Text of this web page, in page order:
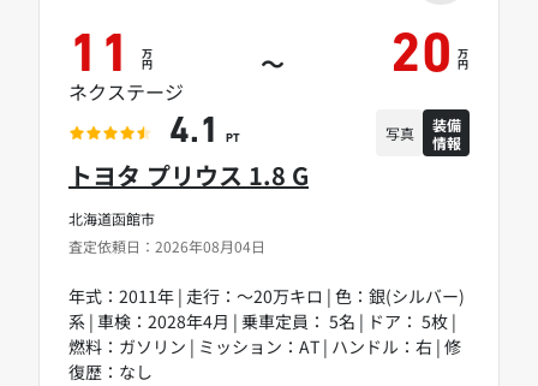
北海道函館市
査定依頼日：2026年08月04日
トヨタ プリウス 1.8 G
年式：2011年 | 走行：～20万キロ | 色：銀(シルバー)
系 | 車検：2028年4月 | 乗車定員： 5名 | ドア： 5枚 |
燃料：ガソリン | ミッション：AT | ハンドル：右 | 修
復歴：なし
11 万
円 ～ 20 万
円
ネクステージ
4.1 PT 写真
装備
情報